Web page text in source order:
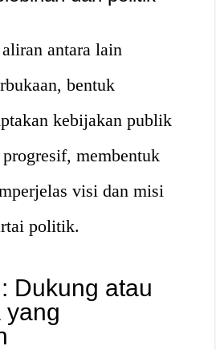
antara lain
bentuk
kebijakan publik
membentuk
visi dan misi
politik.
Dukung atau
yang